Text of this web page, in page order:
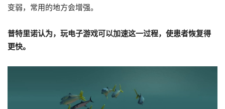
变弱，常用的地方会增强。
普特里诺认为，玩电子游戏可以加速这一过程，使患者恢复得
更快。